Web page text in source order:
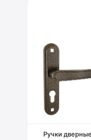
Ручки дверные